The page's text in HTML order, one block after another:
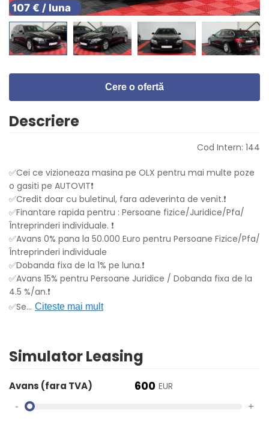
107 € / luna
Cere o ofertă
Descriere
Cod Intern: 144
✅Cei ce vizioneaza masina pe OLX pentru mai multe poze
o gasiti pe AUTOVIT❗️
✅Credit doar cu buletinul, fara adeverinta de venit.❗
✅Finantare rapida pentru : Persoane fizice/Juridice/Pfa/
Întreprinderi individuale. ❗️
✅Avans 0% pana la 50.000 Euro pentru Persoane Fizice/Pfa/
Întreprinderi individuale
✅Dobanda fixa de la 1% pe luna.❗️
✅Avans 15% pentru Persoane Juridice / Dobanda fixa de la
4.5 %/an.❗️
✅Se... Citeste mai mult
Simulator Leasing
Avans (fara TVA) 600 EUR
- +